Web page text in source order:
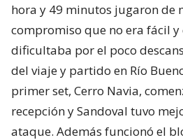
hora y 49 minutos jugaron de
compromiso que no era fácil y
dificultaba por el poco
del viaje y partido en Río
primer set, Cerro Navia,
recepción y Sandoval tuvo
ataque. Además funcionó el